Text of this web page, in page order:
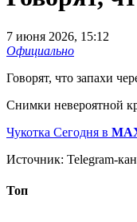
7 июня 2026, 15:12
Официально
Говорят, что запахи
Снимки невероятной
Чукотка Сегодня в
Источник: Telegram-
Топ